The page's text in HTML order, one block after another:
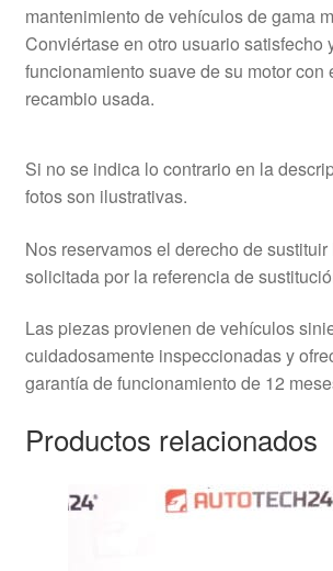
mantenimiento de vehículos de gama
Conviértase en otro usuario satisfecho
funcionamiento suave de su motor con
recambio usada.
Si no se indica lo contrario en la
fotos son ilustrativas.
Nos reservamos el derecho de
solicitada por la referencia de
Las piezas provienen de vehículos
cuidadosamente inspeccionadas y
garantía de funcionamiento de 12
Productos relacionados